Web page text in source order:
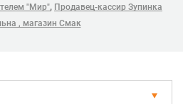
"Мир", Продавец-кассир Зупинка
, магазин Смак